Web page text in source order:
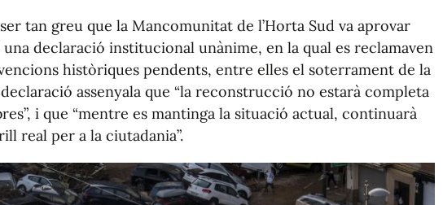
tan greu que la Mancomunitat de l’Horta Sud va aprovar
declaració institucional unànime, en la qual es reclamaven
històriques pendents, entre elles el soterrament de la
assenyala que “la reconstrucció no estarà completa
i que “mentre es mantinga la situació actual, continuarà
real per a la ciutadania”.